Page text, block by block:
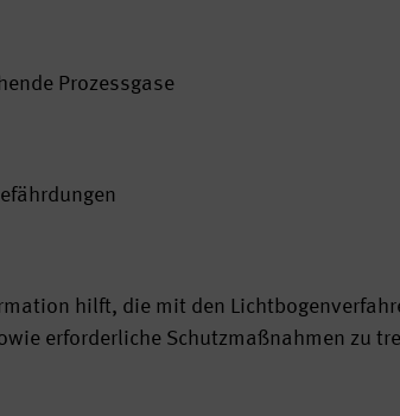
Prozessgase
hilft, die mit den
erforderliche Schutzmaßnahmen zu